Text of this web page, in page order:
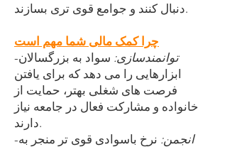
دنبال کنند و جوامع قوی تری بسازند.
چرا کمک مالی شما مهم است
-
توانمندسازی: سواد به بزرگسالان
ابزارهایی را می دهد که برای یافتن
فرصت های شغلی بهتر، حمایت از
خانواده و مشارکت فعال در جامعه نیاز
دارند.
-
انجمن: نرخ باسوادی قوی تر منجر به